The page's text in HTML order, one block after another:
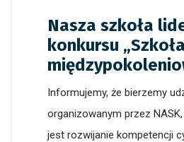
Nasza szkoła
konkursu „Szkoła
Informujemy, że bierzemy
organizowanym przez
jest rozwijanie kompetencji